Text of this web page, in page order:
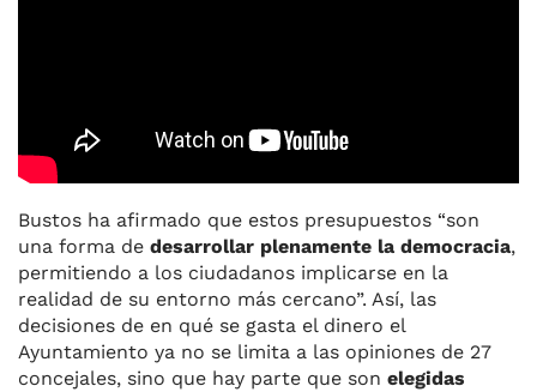
Bustos ha afirmado que estos presupuestos “son
una forma de desarrollar plenamente la democracia,
permitiendo a los ciudadanos implicarse en la
realidad de su entorno más cercano”. Así, las
decisiones de en qué se gasta el dinero el
Ayuntamiento ya no se limita a las opiniones de 27
concejales, sino que hay parte que son elegidas